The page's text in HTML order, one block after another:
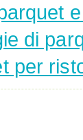
di
per